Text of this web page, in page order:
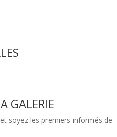
GALERIE
soyez les premiers informés de